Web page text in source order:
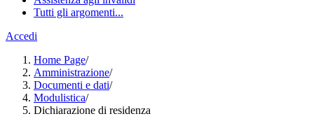
Tutti gli argomenti...
Accedi
Home Page/
Amministrazione/
Documenti e dati/
Modulistica/
Dichiarazione di residenza